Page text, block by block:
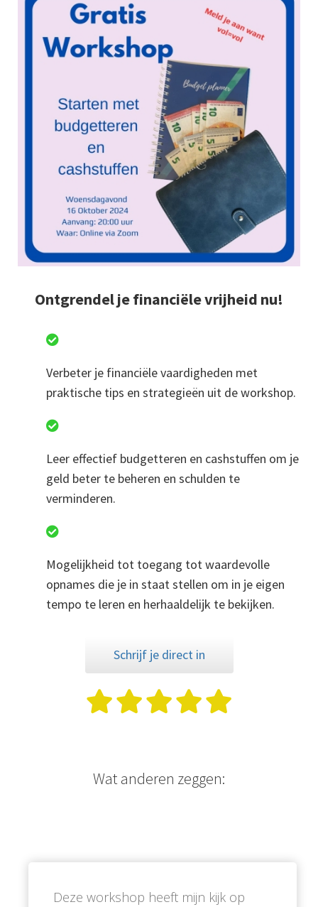
Ontgrendel je financiële vrijheid nu!
Verbeter je financiële vaardigheden met
praktische tips en strategieën uit de workshop.
Leer effectief budgetteren en cashstuffen om je
geld beter te beheren en schulden te
verminderen.
Mogelijkheid tot toegang tot waardevolle
opnames die je in staat stellen om in je eigen
tempo te leren en herhaaldelijk te bekijken.
Schrijf je direct in
Wat anderen zeggen:
Deze workshop heeft mijn kijk op